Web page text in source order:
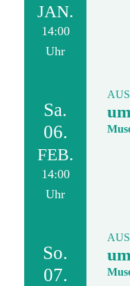
JAN.
14:00
Uhr
Sa.
06.
FEB.
14:00
Uhr
So.
07.